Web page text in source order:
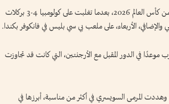
حجزت سويسرا بطاقة التأهل إلى الدور ربع النهائي من كأس العالم 2026، بعدما تغلبت على كولومبيا 4-3 بركلات
والإضافي، الأربعاء، على ملعب بي سي بليس في فانكوفر بكندا.
موعدًا في الدور المقبل مع الأرجنتين، التي كانت قد تجاوزت
المرمى السويسري في أكثر من مناسبة، أبرزها في